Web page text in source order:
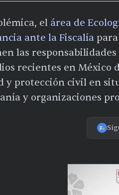
el área de
ante la Fiscalía
las responsabilidades
recientes en México
y protección civil en
y organizaciones